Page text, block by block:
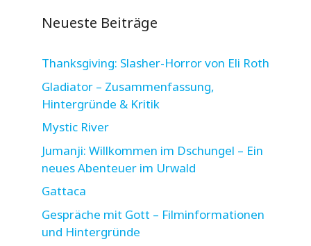
Neueste Beiträge
Thanksgiving: Slasher-Horror von Eli Roth
Gladiator – Zusammenfassung,
Hintergründe & Kritik
Mystic River
Jumanji: Willkommen im Dschungel – Ein
neues Abenteuer im Urwald
Gattaca
Gespräche mit Gott – Filminformationen
und Hintergründe